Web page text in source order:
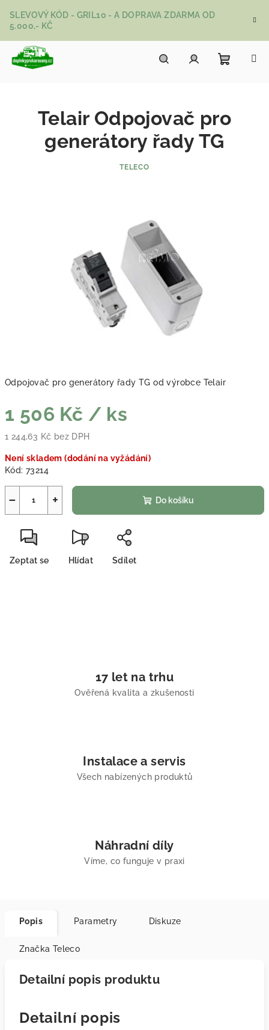
SLEVOVÝ KÓD - GRIL10 - A DOPRAVA ZDARMA OD
5.000,- KČ
Odpojovač pro generátory řady TG od výrobce Telair
1 506 Kč / ks
1 244,63 Kč bez DPH
Není skladem (dodání na vyžádání)
Kód: 73214
+
− Do košíku
Zeptat se Hlídat Sdílet
Telair Odpojovač pro
generátory řady TG
TELECO
17 let na trhu
Ověřená kvalita a zkušenosti
Instalace a servis
Všech nabízených produktů
Náhradní díly
Víme, co funguje v praxi
Popis Parametry Diskuze
Značka Teleco
Detailní popis produktu
Detailní popis